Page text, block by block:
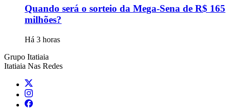
Quando será o sorteio da Mega-Sena de R$ 165
milhões?
Há 3 horas
Grupo Itatiaia
Itatiaia Nas Redes